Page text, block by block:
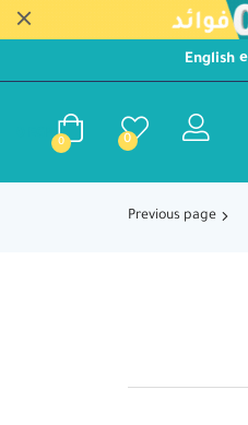
English
0
0
Previous page